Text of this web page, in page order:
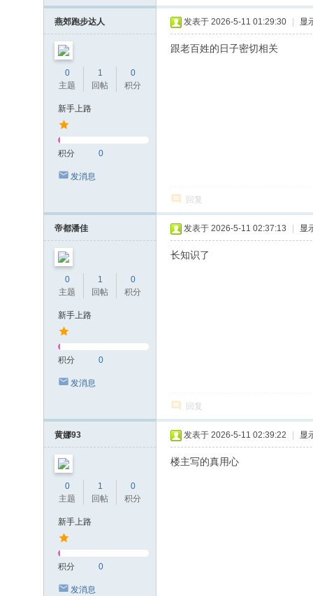
燕郊跑步达人
0
主题
1
回帖
0
积分
新手上路
积分 0
发消息
发表于 2026-5-11 01:29:30 显
跟老百姓的日子密切相关
回复
帝都潘佳
0
主题
1
回帖
0
积分
新手上路
积分 0
发消息
发表于 2026-5-11 02:37:13 显
长知识了
回复
黄娜93
0
主题
1
回帖
0
积分
新手上路
积分 0
发消息
发表于 2026-5-11 02:39:22 显
楼主写的真用心